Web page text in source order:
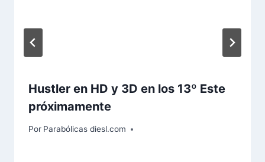
Hustler en HD y 3D en los 13º Este
próximamente
Por Parabólicas diesl.com